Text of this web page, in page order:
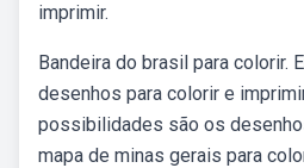
imprimir.
Bandeira do brasil para colorir.
desenhos para colorir e
possibilidades são os
mapa de minas gerais para